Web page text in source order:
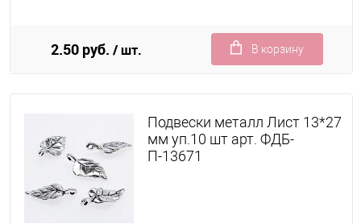
2.50 руб. / шт. В корзину
Подвески металл Лист 13*27
мм уп.10 шт арт. ФДБ-
П-13671